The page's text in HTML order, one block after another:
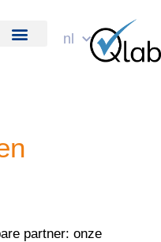
nl
partner: onze